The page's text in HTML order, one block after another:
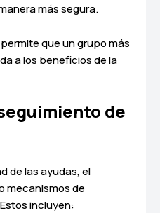
más segura.
que un grupo más
a los beneficios de la
de
de las ayudas, el
mecanismos de
incluyen: